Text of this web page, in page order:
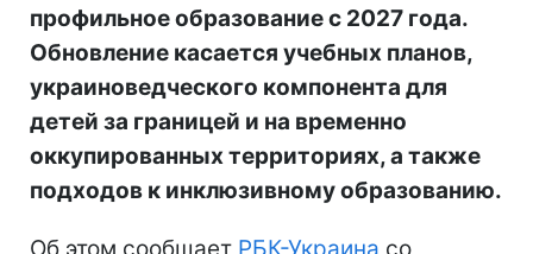
профильное образование с 2027 года.
Обновление касается учебных планов,
украиноведческого компонента для
детей за границей и на временно
оккупированных территориях, а также
подходов к инклюзивному образованию.